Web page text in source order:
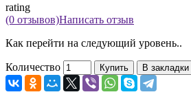
rating
(0 отзывов)Написать отзыв
Как перейти на следующий уровень..
Количество Купить В закладки